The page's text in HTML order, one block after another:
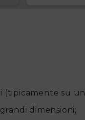
(tipicamente su
dimensioni;